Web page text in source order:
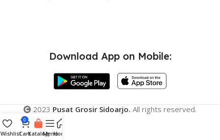
Download App on Mobile:
2023 Pusat Grosir Sidoarjo. All rights reserved.
Wishlist
0
CartKatalogMenuHome